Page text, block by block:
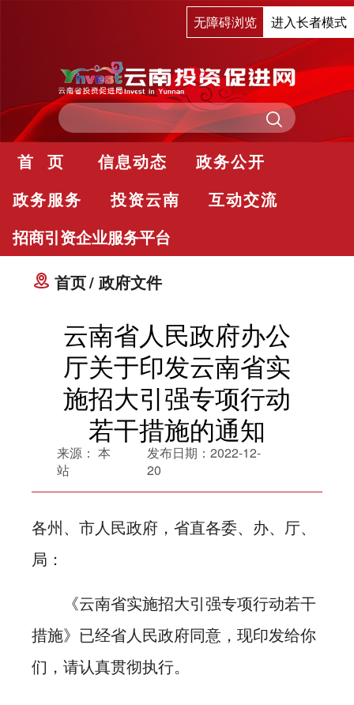
无障碍浏览 进入长者模式
首 页 信息动态
政务公开
政务服务
投资云南
互动交流
招商引资企业服务平台
首页 政府文件
云南省人民政府办公
厅关于印发云南省实
施招大引强专项行动
若干措施的通知
来源： 本
站
发布日期： 2022-12-
20
各州、市人民政府，省直各委、办、厅、
局：
《云南省实施招大引强专项行动若干
措施》已经省人民政府同意，现印发给你
们，请认真贯彻执行。